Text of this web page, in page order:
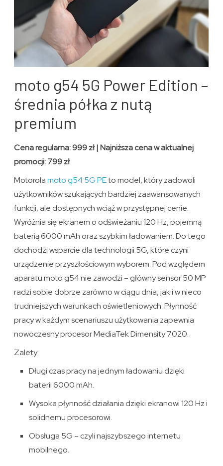
moto g54 5G Power Edition –
średnia półka z nutą
premium
Cena regularna: 999 zł | Najniższa cena w aktualnej
promocji: 799 zł
Motorolamoto g54 5G PEto model, który zadowoli
użytkowników szukających bardziej zaawansowanych
funkcji, ale dostępnych wciąż w przystępnej cenie.
Wyróżnia się ekranem o odświeżaniu 120 Hz, pojemną
baterią 6000 mAh oraz szybkim ładowaniem. Do tego
dochodzi wsparcie dla technologii 5G, które czyni
urządzenie przyszłościowym wyborem. Pod względem
aparatu moto g54 nie zawodzi – główny sensor 50 MP
radzi sobie dobrze zarówno w ciągu dnia, jak i w nieco
trudniejszych warunkach oświetleniowych. Płynność
pracy w każdym scenariuszu użytkowania zapewnia
nowoczesny procesor MediaTek Dimensity 7020.
Zalety:
Długi czas pracy na jednym ładowaniu dzięki
baterii 6000 mAh.
Wysoka płynność działania dzięki ekranowi 120 Hz i
solidnemu procesorowi.
Obsługa 5G – czyli najszybszego internetu
mobilnego.